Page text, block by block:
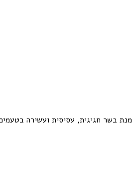
מנת בשר חגיגית, עסיסית ועשירה